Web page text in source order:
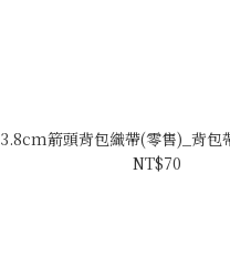
3.8cm箭頭背包織帶(零售)_背包
NT$70